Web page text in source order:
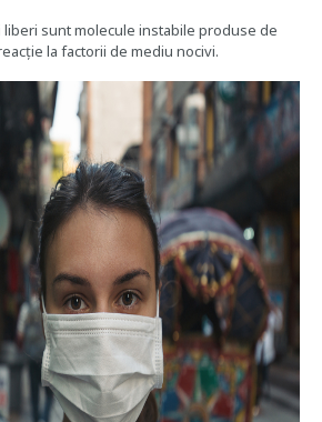
liberi sunt molecule instabile produse de
la factorii de mediu nocivi.